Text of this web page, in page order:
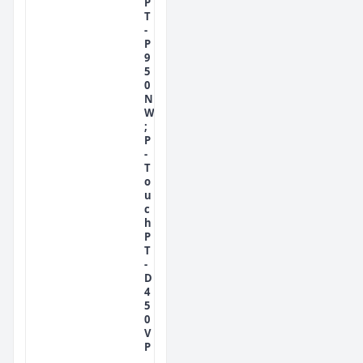
T
-
P
9
5
0
N
W
;
P
-
T
o
u
c
h
P
T
-
D
4
5
0
V
P